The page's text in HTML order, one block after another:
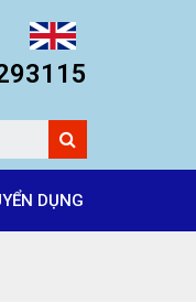
DỤNG